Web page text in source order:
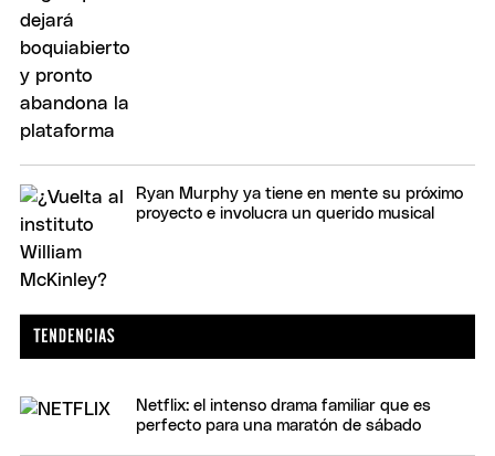
Ryan Murphy ya tiene en mente su próximo
proyecto e involucra un querido musical
Netflix: el intenso drama familiar que es
perfecto para una maratón de sábado